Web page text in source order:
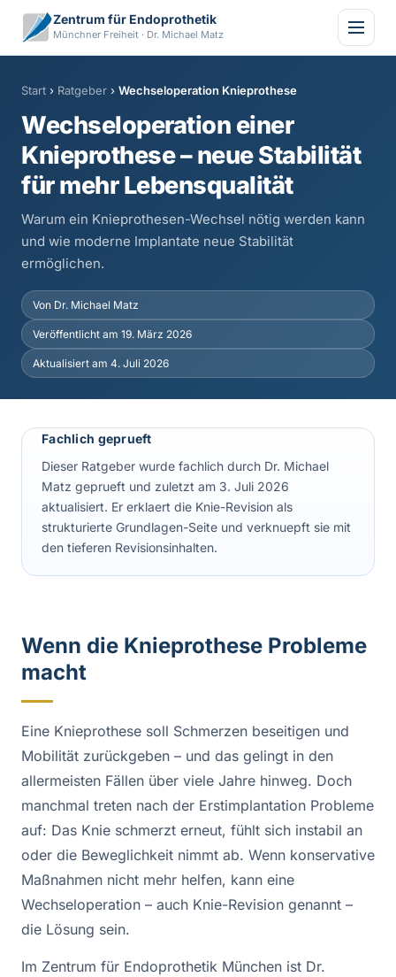
Zentrum für Endoprothetik
Münchner Freiheit · Dr. Michael Matz
Start › Ratgeber › Wechseloperation Knieprothese
Wechseloperation einer
Knieprothese – neue Stabilität
für mehr Lebensqualität
Warum ein Knieprothesen-Wechsel nötig werden kann
und wie moderne Implantate neue Stabilität
ermöglichen.
Von Dr. Michael Matz
Veröffentlicht am 19. März 2026
Aktualisiert am 4. Juli 2026
Fachlich geprueft
Dieser Ratgeber wurde fachlich durch Dr. Michael
Matz geprueft und zuletzt am 3. Juli 2026
aktualisiert. Er erklaert die Knie-Revision als
strukturierte Grundlagen-Seite und verknuepft sie mit
den tieferen Revisionsinhalten.
Wenn die Knieprothese Probleme
macht
Eine Knieprothese soll Schmerzen beseitigen und
Mobilität zurückgeben – und das gelingt in den
allermeisten Fällen über viele Jahre hinweg. Doch
manchmal treten nach der Erstimplantation Probleme
auf: Das Knie schmerzt erneut, fühlt sich instabil an
oder die Beweglichkeit nimmt ab. Wenn konservative
Maßnahmen nicht mehr helfen, kann eine
Wechseloperation – auch Knie-Revision genannt –
die Lösung sein.
Im Zentrum für Endoprothetik München ist Dr.